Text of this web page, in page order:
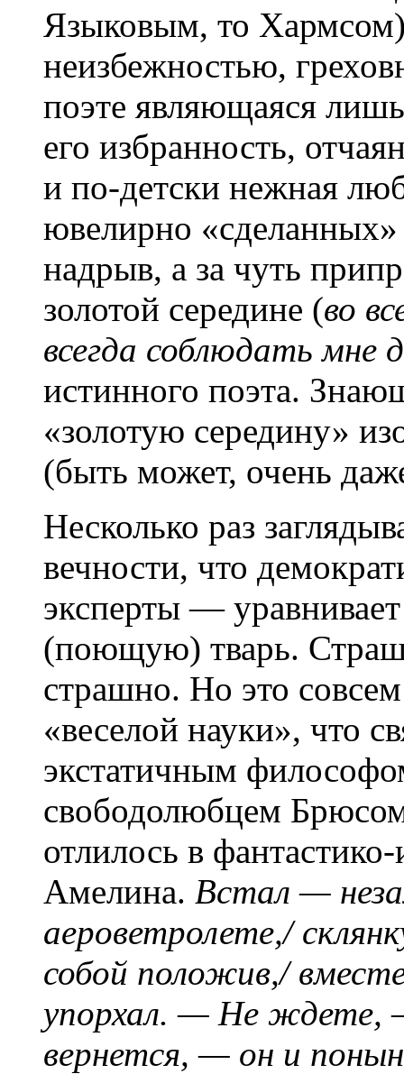
Языковым, то Хармсом)
неизбежностью,
поэте являющаяся
его избранность,
и по-детски нежная
ювелирно
надрыв, а за чуть
золотой середине (во
всегда соблюдать мне
истинного поэта.
«золотую середину»
(быть может, очень
Несколько раз
вечности, что
эксперты —
(поющую) тварь.
страшно. Но это
«веселой науки», что
экстатичным
свободолюбцем
отлилось в
Амелина. Встал —
аероветролете,/
собой положив,/
упорхал. — Не
вернется, — он и